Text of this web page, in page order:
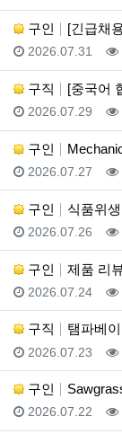
구인 [긴급채
등록일
2026.07.31
구직 [중국어
등록일
2026.07.29
구인
등록일
2026.07.27
구인 식품위
등록일
2026.07.26
구인 제품 리
등록일
2026.07.24
구직 탬파베이
등록일
2026.07.23
구인
등록일
2026.07.22